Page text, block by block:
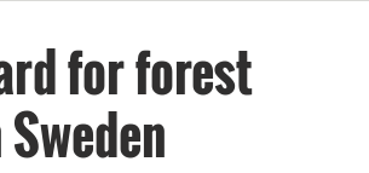
for forest